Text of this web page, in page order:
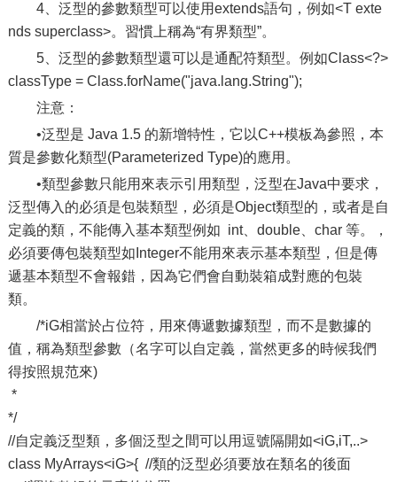
4、泛型的參數類型可以使用extends語句，例如<T exte
nds superclass>。習慣上稱為“有界類型”。
5、泛型的參數類型還可以是通配符類型。例如Class<?>
classType = Class.forName("java.lang.String");
注意：
•泛型是 Java 1.5 的新增特性，它以C++模板為參照，本
質是參數化類型(Parameterized Type)的應用。
•類型參數只能用來表示引用類型，泛型在Java中要求，
泛型傳入的必須是包裝類型，必須是Object類型的，或者是自
定義的類，不能傳入基本類型例如 int、double、char 等。，
必須要傳包裝類型如Integer不能用來表示基本類型，但是傳
遞基本類型不會報錯，因為它們會自動裝箱成對應的包裝
類。
/*iG相當於占位符，用來傳遞數據類型，而不是數據的
值，稱為類型參數（名字可以自定義，當然更多的時候我們
得按照規范來)
*
*/
//自定義泛型類，多個泛型之間可以用逗號隔開如<iG,iT,..>
class MyArrays<iG>{ //類的泛型必須要放在類名的後面